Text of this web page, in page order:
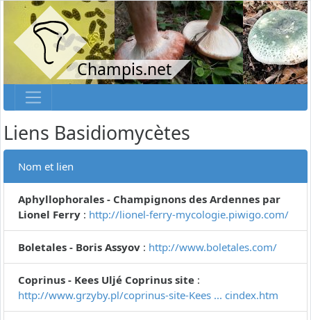
Champis.net
Liens Basidiomycètes
Nom et lien
Aphyllophorales - Champignons des Ardennes par
Lionel Ferry : http://lionel-ferry-mycologie.piwigo.com/
Boletales - Boris Assyov : http://www.boletales.com/
Coprinus - Kees Uljé Coprinus site :
http://www.grzyby.pl/coprinus-site-Kees ... cindex.htm